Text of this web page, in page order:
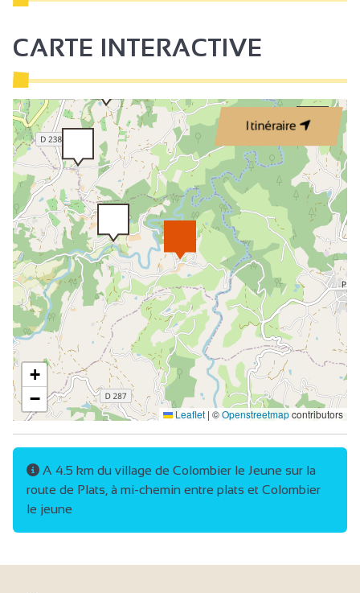
CARTE INTERACTIVE
Itinéraire
+
−
Leaflet | ©Openstreetmapcontributors
A 4.5 km du village de Colombier le Jeune sur la
route de Plats, à mi-chemin entre plats et Colombier
le jeune